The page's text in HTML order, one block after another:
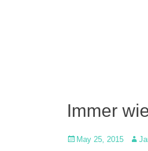
Immer
Posted
May 25, 2015